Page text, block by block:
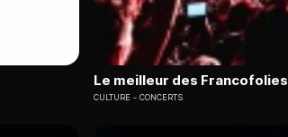
Le meilleur des Francofolies
CULTURE CONCERTS